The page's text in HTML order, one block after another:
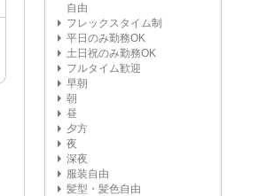
自由
フレックスタイム制
平日のみ勤務OK
土日祝のみ勤務OK
フルタイム歓迎
早朝
朝
昼
夕方
夜
深夜
服装自由
髪型・髪色自由